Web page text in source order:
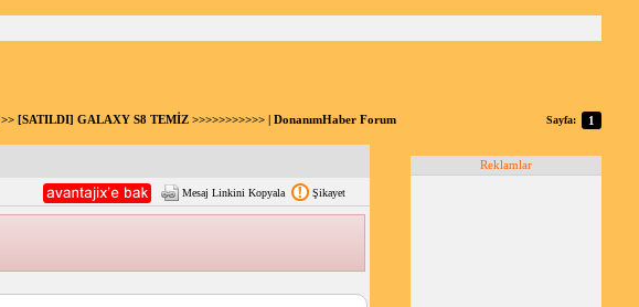
Konuyu Gizle
>> [SATILDI] GALAXY S8 TEMİZ >>>>>>>>>>> | DonanımHaber Forum Sayfa: 1
Mesaj Linkini Kopyala Şikayet
Reklamlar